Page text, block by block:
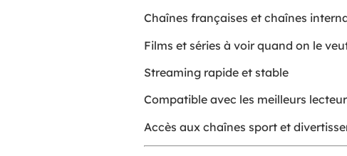
Chaînes françaises et chaînes
Films et séries à voir quand on le
Streaming rapide et stable
Compatible avec les meilleurs
Accès aux chaînes sport et